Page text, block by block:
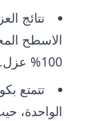
نتائج
الاسطح
100% عزل.
تتمتع
الواحدة،